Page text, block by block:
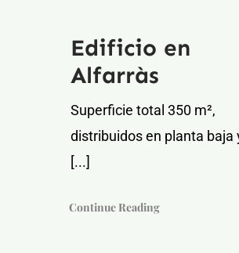
Edificio en
Alfarràs
Superficie total 350 m²,
distribuidos en planta baja
[...]
Continue Reading